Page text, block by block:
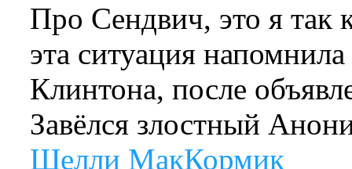
Про Сендвич, это я так
эта ситуация
Клинтона, после
Завёлся злостный
Шелли МакКормик